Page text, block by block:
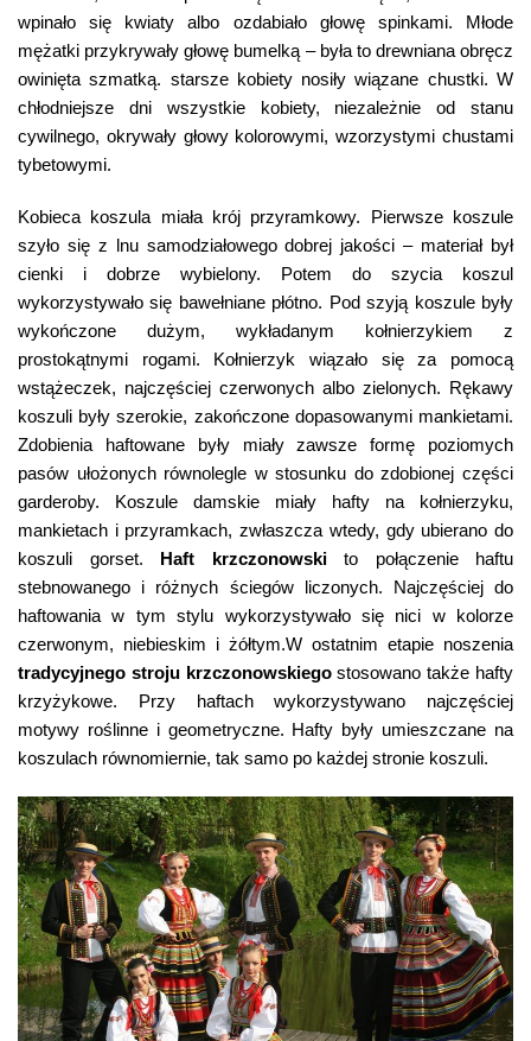
wpinało się kwiaty albo ozdabiało głowę spinkami. Młode
mężatki przykrywały głowę bumelką – była to drewniana obręcz
owinięta szmatką. starsze kobiety nosiły wiązane chustki. W
chłodniejsze dni wszystkie kobiety, niezależnie od stanu
cywilnego, okrywały głowy kolorowymi, wzorzystymi chustami
tybetowymi.
Kobieca koszula miała krój przyramkowy. Pierwsze koszule
szyło się z lnu samodziałowego dobrej jakości – materiał był
cienki i dobrze wybielony. Potem do szycia koszul
wykorzystywało się bawełniane płótno. Pod szyją koszule były
wykończone dużym, wykładanym kołnierzykiem z
prostokątnymi rogami. Kołnierzyk wiązało się za pomocą
wstążeczek, najczęściej czerwonych albo zielonych. Rękawy
koszuli były szerokie, zakończone dopasowanymi mankietami.
Zdobienia haftowane były miały zawsze formę poziomych
pasów ułożonych równolegle w stosunku do zdobionej części
garderoby. Koszule damskie miały hafty na kołnierzyku,
mankietach i przyramkach, zwłaszcza wtedy, gdy ubierano do
koszuli gorset.
Haft krzczonowskito połączenie haftu
stebnowanego i różnych ściegów liczonych. Najczęściej do
haftowania w tym stylu wykorzystywało się nici w kolorze
czerwonym, niebieskim i żółtym.W ostatnim etapie noszenia
tradycyjnego stroju krzczonowskiegostosowano także hafty
krzyżykowe. Przy haftach wykorzystywano najczęściej
motywy roślinne i geometryczne. Hafty były umieszczane na
koszulach równomiernie, tak samo po każdej stronie koszuli.